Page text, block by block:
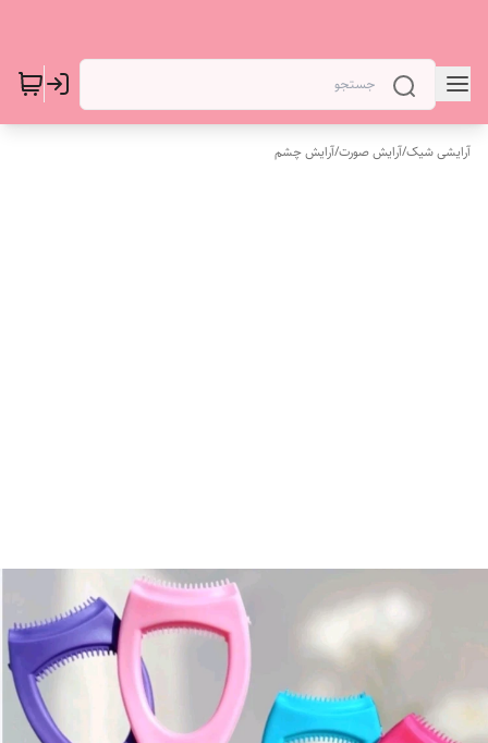
آرایشی شیک/آرایش صورت/آرایش چشم